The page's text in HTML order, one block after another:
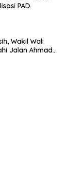
PAD.
Wakil Wali
Jalan Ahmad